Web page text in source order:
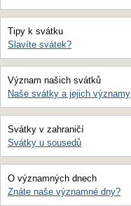
Tipy k svátku
Slavíte svátek?
Význam našich svátků
Naše svátky a jejich významy
Svátky v zahraničí
Svátky u sousedů
O významných dnech
Znáte naše významné dny?